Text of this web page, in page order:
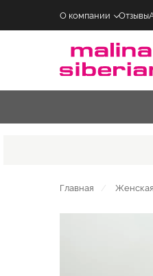
О компании Отзывы
Главная